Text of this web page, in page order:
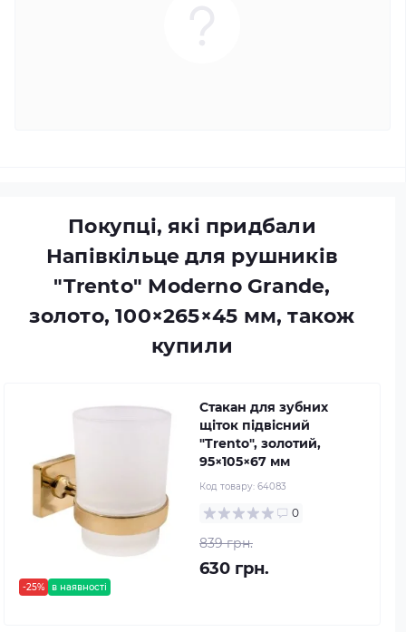
Покупці, які придбали
Напівкільце для рушників
"Trento" Moderno Grande,
золото, 100×265×45 мм, також
купили
-25% в наявності
Стакан для зубних
щіток підвісний
"Trento", золотий,
95×105×67 мм
Код товару: 64083
0
839 грн.
630 грн.